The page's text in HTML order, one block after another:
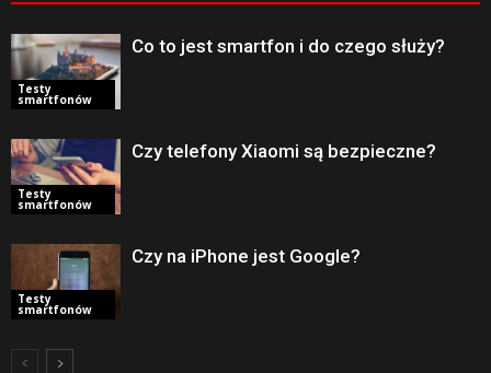
Testy
smartfonów
Co to jest smartfon i do czego służy?
Testy
smartfonów
Czy telefony Xiaomi są bezpieczne?
Testy
smartfonów
Czy na iPhone jest Google?